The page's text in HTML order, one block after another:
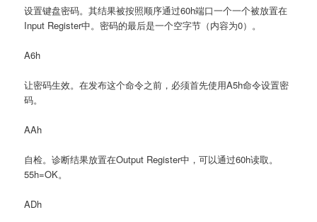
设置键盘密码。其结果被按照顺序通过60h端口一个一个被放置在
Input Register中。密码的最后是一个空字节（内容为0）。
A6h
让密码生效。在发布这个命令之前，必须首先使用A5h命令设置密
码。
AAh
自检。诊断结果放置在Output Register中，可以通过60h读取。
55h=OK。
ADh